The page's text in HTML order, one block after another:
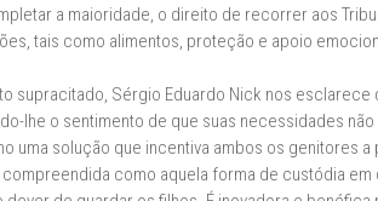
a maioridade, o direito de recorrer aos
tais como alimentos, proteção e apoio
supracitado, Sérgio Eduardo Nick nos
lhe o sentimento de que suas necessidades
uma solução que incentiva ambos os genitores
como aquela forma de custódia